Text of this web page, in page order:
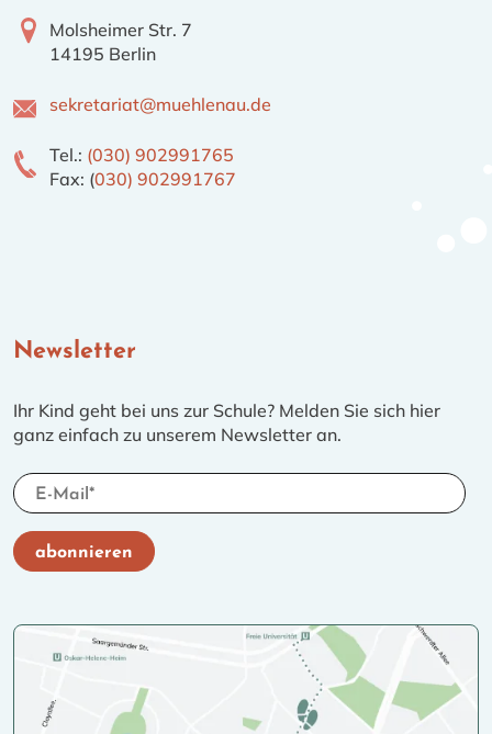
Molsheimer Str. 7
14195 Berlin
sekretariat@muehlenau.de
Tel.: (030) 902991765
Fax: (030) 902991767
Newsletter
Ihr Kind geht bei uns zur Schule? Melden Sie sich hier
ganz einfach zu unserem Newsletter an.
Ich akzeptiere die
jederzeit widerruflich damit einverstanden, dass die
Mühlenau-Grundschule mich per E-Mail über aktuelles
Zeigen Sie mir, dass Sie kein Roboter sind.
Schieben Sie den grauen Regler in den farbigen
abonnieren